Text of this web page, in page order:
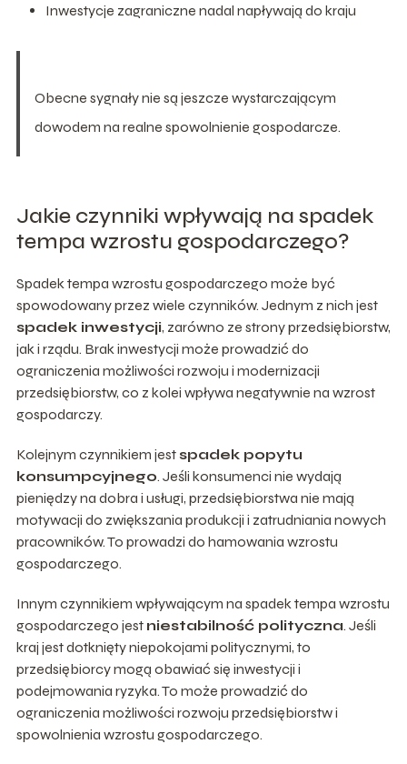
Inwestycje zagraniczne nadal napływają do kraju
Obecne sygnały nie są jeszcze wystarczającym
dowodem na realne spowolnienie gospodarcze.
Jakie czynniki wpływają na spadek
tempa wzrostu gospodarczego?
Spadek tempa wzrostu gospodarczego może być
spowodowany przez wiele czynników. Jednym z nich jest
spadek inwestycji, zarówno ze strony przedsiębiorstw,
jak i rządu. Brak inwestycji może prowadzić do
ograniczenia możliwości rozwoju i modernizacji
przedsiębiorstw, co z kolei wpływa negatywnie na wzrost
gospodarczy.
Kolejnym czynnikiem jestspadek popytu
konsumpcyjnego. Jeśli konsumenci nie wydają
pieniędzy na dobra i usługi, przedsiębiorstwa nie mają
motywacji do zwiększania produkcji i zatrudniania nowych
pracowników. To prowadzi do hamowania wzrostu
gospodarczego.
Innym czynnikiem wpływającym na spadek tempa wzrostu
gospodarczego jest niestabilność polityczna. Jeśli
kraj jest dotknięty niepokojami politycznymi, to
przedsiębiorcy mogą obawiać się inwestycji i
podejmowania ryzyka. To może prowadzić do
ograniczenia możliwości rozwoju przedsiębiorstw i
spowolnienia wzrostu gospodarczego.